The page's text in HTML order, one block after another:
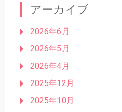
アーカイブ
2026年6月
2026年5月
2026年4月
2025年12月
2025年10月